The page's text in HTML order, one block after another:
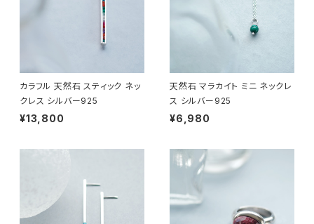
カラフル 天然石 スティック ネッ
クレス シルバー925
¥13,800
天然石 マラカイト ミニ ネックレ
ス シルバー925
¥6,980